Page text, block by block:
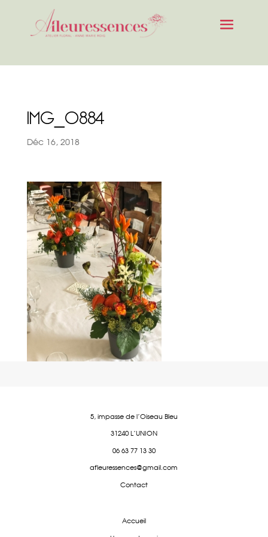
IMG_0884
Déc 16, 2018
5, impasse de l'Oiseau Bleu
31240 L'UNION
06 63 77 13 30
afleuressences@gmail.com
Contact
Accueil